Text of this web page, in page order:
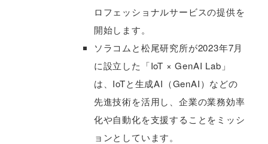
ロフェッショナルサービスの提供を
開始します。
ソラコムと松尾研究所が2023年7月
に設立した「IoT × GenAI Lab」
は、IoTと生成AI（GenAI）などの
先進技術を活用し、企業の業務効率
化や自動化を支援することをミッシ
ョンとしています。